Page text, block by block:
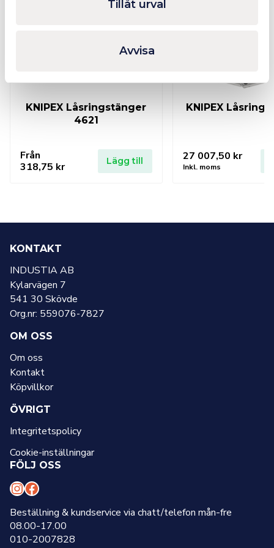
Tillåt urval
Avvisa
KNIPEX Låsringstänger
4621
Från
318,75 kr Lägg till
KNIPEX
27 007,50 kr
Inkl. moms
KONTAKT
INDUSTIA AB
Kylarvägen 7
541 30 Skövde
Org.nr: 559076-7827
OM OSS
Om oss
Kontakt
Köpvillkor
ÖVRIGT
Integritetspolicy
Cookie-inställningar
FÖLJ OSS
I
n
s
F
a
c
Beställning & kundservice via chatt/telefon mån-fre
08.00-17.00
010-2007828